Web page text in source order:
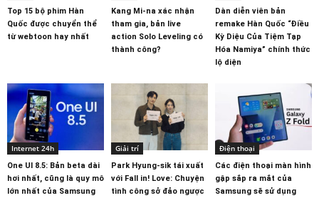
Top 15 bộ phim Hàn
Quốc được chuyển thể
từ webtoon hay nhất
Kang Mi-na xác nhận
tham gia, bản live
action Solo Leveling có
thành công?
Dàn diễn viên bản
remake Hàn Quốc “Điều
Kỳ Diệu Của Tiệm Tạp
Hóa Namiya” chính thức
lộ diện
Internet 24h
One UI 8.5: Bản beta dài
hơi nhất, cũng là quy mô
lớn nhất của Samsung
Giải trí
Park Hyung-sik tái xuất
với Fall in! Love: Chuyện
tình công sở đảo ngược
Điện thoại
Các điện thoại màn hình
gập sắp ra mắt của
Samsung sẽ sử dụng